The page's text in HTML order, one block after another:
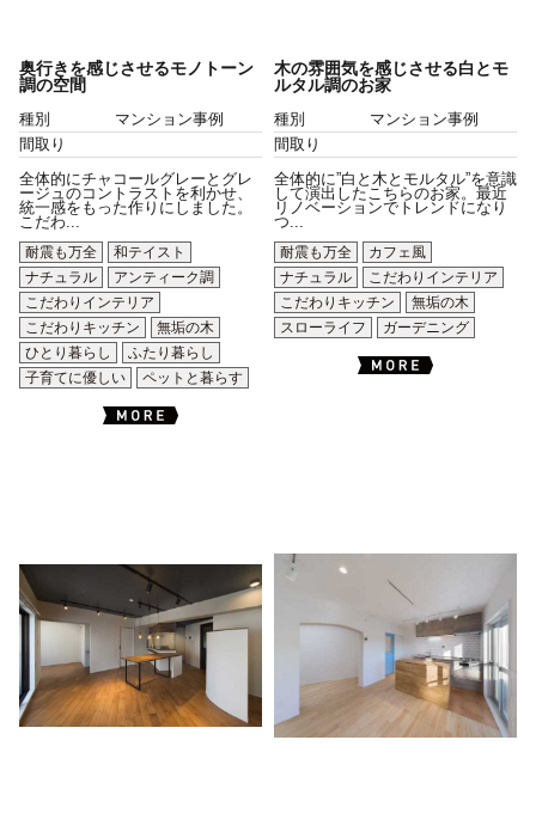
奥行きを感じさせるモノトーン
調の空間
種別
マンション事例
間取り
全体的にチャコールグレーとグレ
ージュのコントラストを利かせ、
統一感をもった作りにしました。
こだわ...
耐震も万全
和テイスト
ナチュラル
アンティーク調
こだわりインテリア
こだわりキッチン
無垢の木
ひとり暮らし
ふたり暮らし
子育てに優しい
ペットと暮らす
木の雰囲気を感じさせる白とモ
ルタル調のお家
種別
マンション事例
間取り
全体的に”白と木とモルタル”を意識
して演出したこちらのお家。最近
リノベーションでトレンドになり
つ...
耐震も万全
カフェ風
ナチュラル
こだわりインテリア
こだわりキッチン
無垢の木
スローライフ
ガーデニング